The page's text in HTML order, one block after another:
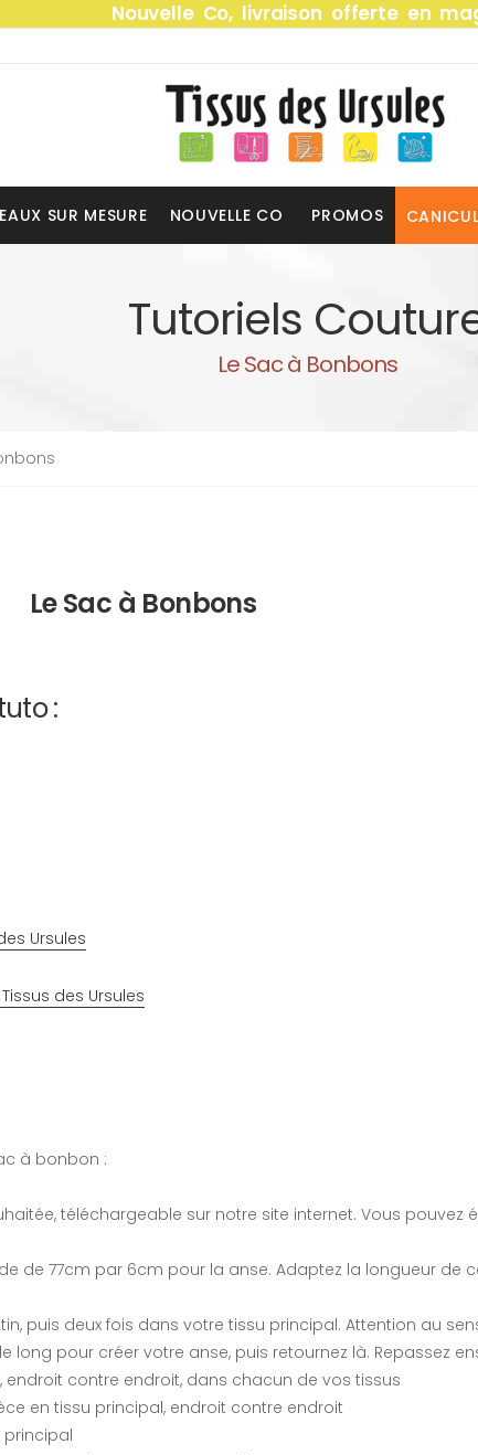
Nouvelle Co, livraison offerte en
SUR MESURE NOUVELLE CO PROMOS
Tutoriels
Le Sac à Bonbons
Le Sac à Bonbons
:
Ursules
des Ursules
à bonbon :
téléchargeable sur notre site internet. Vous pouvez
de 77cm par 6cm pour la anse. Adaptez la longueur de
puis deux fois dans votre tissu principal. Attention au
long pour créer votre anse, puis retournez là. Repassez
endroit contre endroit, dans chacun de vos tissus
en tissu principal, endroit contre endroit
principal